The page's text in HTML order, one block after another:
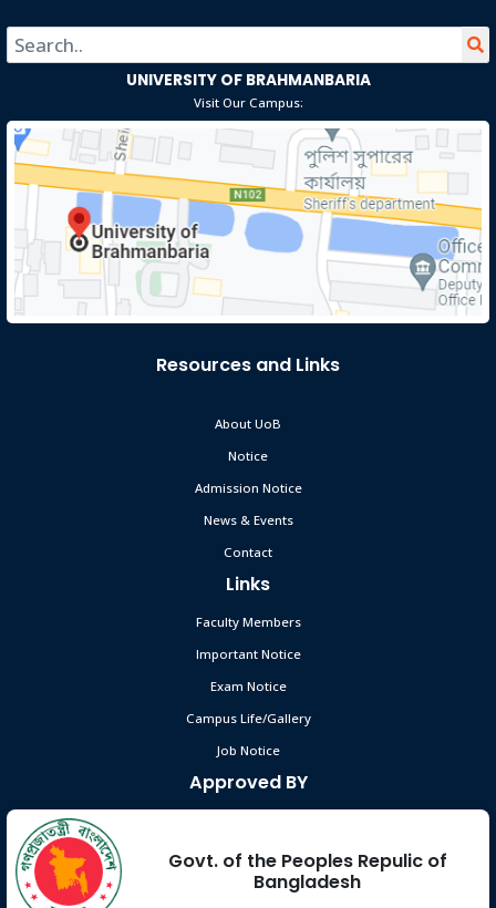
2026
UNIVERSITY OF BRAHMANBARIA
Visit Our Campus:
Resources and Links
About UoB
Notice
Admission Notice
News & Events
Contact
Links
Faculty Members
Important Notice
Exam Notice
Campus Life/Gallery
Job Notice
Approved BY
Govt. of the Peoples Repulic of
Bangladesh